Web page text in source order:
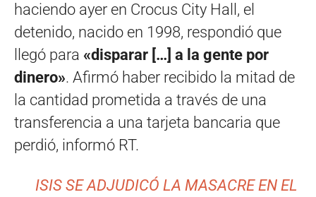
haciendo ayer en Crocus City Hall, el
detenido, nacido en 1998, respondió que
llegó para «disparar […] a la gente por
dinero». Afirmó haber recibido la mitad de
la cantidad prometida a través de una
transferencia a una tarjeta bancaria que
perdió, informó RT.
ISIS SE ADJUDICÓ LA MASACRE EN EL